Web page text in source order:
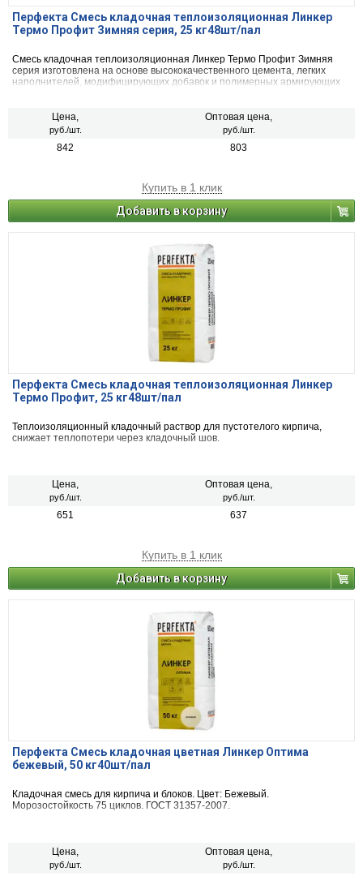
Перфекта Смесь кладочная теплоизоляционная Линкер
Термо Профит Зимняя серия, 25 кг48шт/пал
Смесь кладочная теплоизоляционная Линкер Термо Профит Зимняя
серия изготовлена на основе высококачественного цемента, легких
наполнителей, модифицирующих добавок и полимерных армирующих
человека.Цена,
руб./шт.
Оптовая цена,
руб./шт.
842 803
Купить в 1 клик
Добавить в корзину
Перфекта Смесь кладочная теплоизоляционная Линкер
Термо Профит, 25 кг48шт/пал
Теплоизоляционный кладочный раствор для пустотелого кирпича,
снижает теплопотери через кладочный шов.
Цена,
руб./шт.
Оптовая цена,
руб./шт.
651 637
Купить в 1 клик
Добавить в корзину
Перфекта Смесь кладочная цветная Линкер Оптима
бежевый, 50 кг40шт/пал
Кладочная смесь для кирпича и блоков. Цвет: Бежевый.
Морозостойкость 75 циклов. ГОСТ 31357-2007.
Цена,
руб./шт.
Оптовая цена,
руб./шт.